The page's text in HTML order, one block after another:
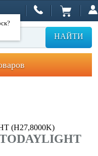
НАЙТИ
(H27,8000K)